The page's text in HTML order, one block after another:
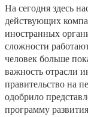
На сегодня здесь
действующих
иностранных
сложности
человек больше
важность отрасли
правительство на
одобрило
программу